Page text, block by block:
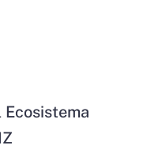
Ecosistema